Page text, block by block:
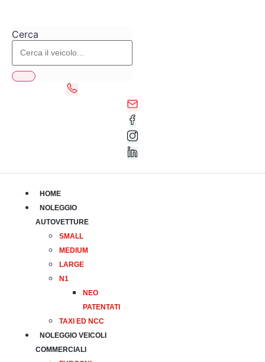
contenuto
Cerca
HOME
NOLEGGIO
AUTOVETTURE
SMALL
MEDIUM
LARGE
N1
NEO
PATENTATI
TAXI ED NCC
NOLEGGIO VEICOLI
COMMERCIALI